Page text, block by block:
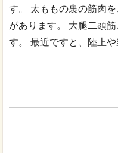
す。 太ももの裏の筋肉
があります。 大腿二頭
す。 最近ですと、陸上